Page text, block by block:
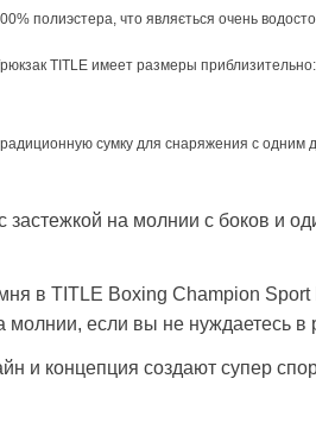
полиэстера, что являється очень
TITLE имеет размеры
сумку для снаряжения с
на молнии с боков и
в TITLE Boxing Champion Sport
молнии, если вы не нуждаетесь в
и концепция создают супер